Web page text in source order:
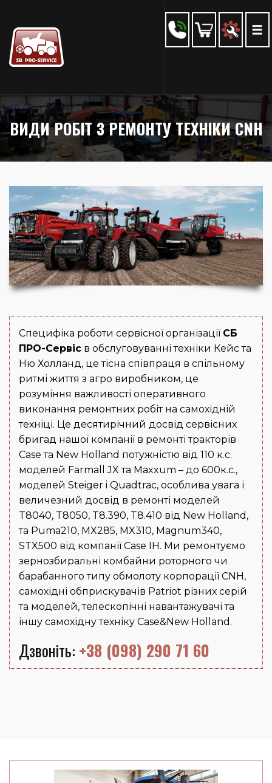
ВИДИ РОБІТ З РЕМОНТУ ТЕХНІКИ CNH
Специфіка роботи сервісної організації СБ
ПРО-Сервіс в обслуговуванні техніки Кейс та
Ню Холланд, це тісна співпраця в спільному
ритмі життя з агро виробником, це
розуміння важливості оперативного
виконання ремонтних робіт на самохідній
техніці. Це десятирічний досвід сервісних
бригад нашої компанії в ремонті тракторів
Case та New Holland потужністю від 110 к.с.
моделей Farmall JX та Maxxum – до 600к.с.,
моделей Steiger i Quadtrac, особлива увага і
величезний досвід в ремонті моделей
T8040, T8050, T8.390, T8.410 від New Holland,
та Puma210, MX285, MX310, Magnum340,
STX500 від компанії Case IH. Ми ремонтуємо
зернозбиральні комбайни роторного чи
барабанного типу обмолоту корпорації CNH,
самохідні обприскувачів Patriot різних серій
та моделей, телескопічні навантажувачі та
іншу самохідну техніку Case&New Holland.
Дзвоніть: +38 (098) 290 71 60‬